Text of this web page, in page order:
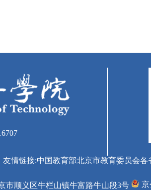
友情链接:中国教育部北京市教育委员会各
市顺义区牛栏山镇牛富路牛山段3号 京